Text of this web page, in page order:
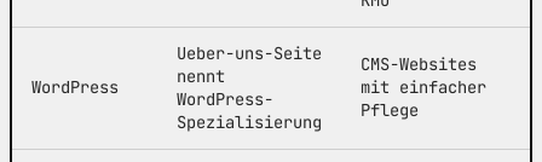
WordPress
Ueber-uns-Seite
nennt
WordPress-
Spezialisierung
CMS-Websites
mit einfacher
Pflege